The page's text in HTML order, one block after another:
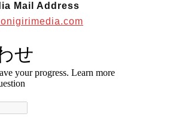
Mail Address